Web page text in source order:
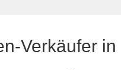
Verkäufer